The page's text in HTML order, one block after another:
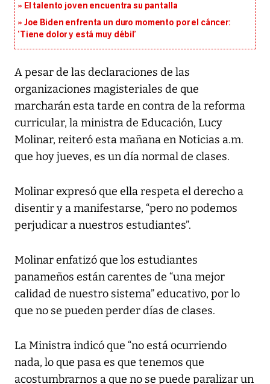
El talento joven encuentra su pantalla​
Joe Biden enfrenta un duro momento por el cáncer:
‘Tiene dolor y está muy débil’
A pesar de las declaraciones de las
organizaciones magisteriales de que
marcharán esta tarde en contra de la reforma
curricular, la ministra de Educación, Lucy
Molinar, reiteró esta mañana en Noticias a.m.
que hoy jueves, es un día normal de clases.
Molinar expresó que ella respeta el derecho a
disentir y a manifestarse, “pero no podemos
perjudicar a nuestros estudiantes”.
Molinar enfatizó que los estudiantes
panameños están carentes de “una mejor
calidad de nuestro sistema” educativo, por lo
que no se pueden perder días de clases.
La Ministra indicó que “no está ocurriendo
nada, lo que pasa es que tenemos que
acostumbrarnos a que no se puede paralizar un